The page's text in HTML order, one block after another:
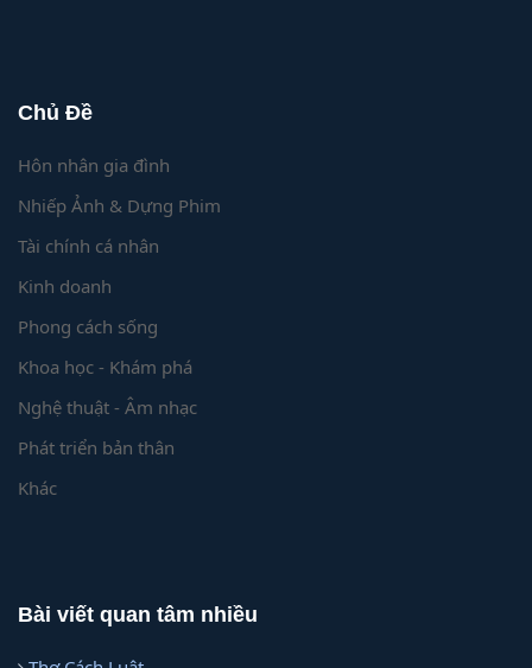
Chủ Đề
Hôn nhân gia đình
Nhiếp Ảnh & Dựng Phim
Tài chính cá nhân
Kinh doanh
Phong cách sống
Khoa học - Khám phá
Nghệ thuật - Âm nhạc
Phát triển bản thân
Khác
Bài viết quan tâm nhiều